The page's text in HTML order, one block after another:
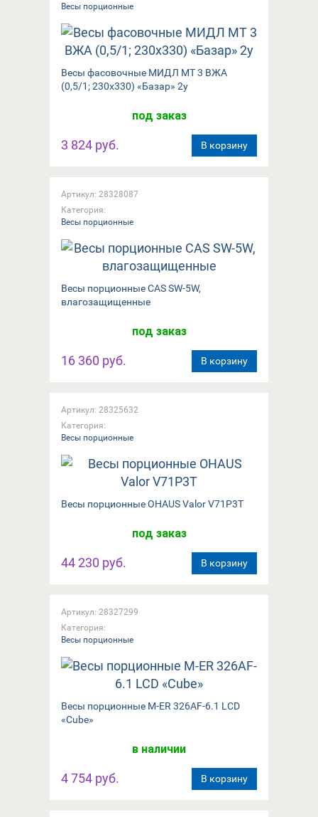
Весы порционные
Весы фасовочные МИДЛ МТ 3 ВЖА
(0,5/1; 230х330) «Базар» 2у
под заказ
3 824 руб. В корзину
Артикул: 28328087
Категория:
Весы порционные
Весы порционные CAS SW-5W,
влагозащищенные
под заказ
16 360 руб. В корзину
Артикул: 28325632
Категория:
Весы порционные
Весы порционные OHAUS Valor V71P3T
под заказ
44 230 руб. В корзину
Артикул: 28327299
Категория:
Весы порционные
Весы порционные M-ER 326AF-6.1 LCD
«Cube»
в наличии
4 754 руб. В корзину